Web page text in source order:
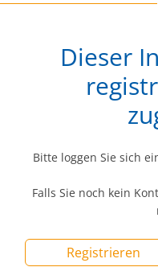
Dieser
Bitte loggen Sie sich
Falls Sie noch kein
Registrieren